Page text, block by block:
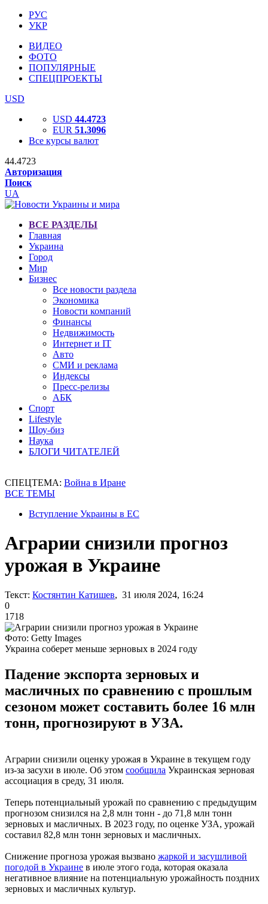
РУС
УКР
ВИДЕО
ФОТО
ПОПУЛЯРНЫЕ
СПЕЦПРОЕКТЫ
USD
USD 44.4723
EUR 51.3096
Все курсы валют
44.4723
Авторизация
Поиск
UA
ВСЕ РАЗДЕЛЫ
Главная
Украина
Город
Мир
Бизнес
Все новости раздела
Экономика
Новости компаний
Финансы
Недвижимость
Интернет и IT
Авто
СМИ и реклама
Индексы
Пресс-релизы
АБК
Спорт
Lifestyle
Шоу-биз
Наука
БЛОГИ ЧИТАТЕЛЕЙ
СПЕЦТЕМА: Война в Иране
ВСЕ ТЕМЫ
Вступление Украины в ЕС
Аграрии снизили прогноз
урожая в Украине
Текст: Костянтин Катишев, 31 июля 2024, 16:24
0
1718
Фото: Getty Images
Украина соберет меньше зерновых в 2024 году
Падение экспорта зерновых и
масличных по сравнению с прошлым
сезоном может составить более 16 млн
тонн, прогнозируют в УЗА.
Аграрии снизили оценку урожая в Украине в текущем году
из-за засухи в июле. Об этом сообщила Украинская зерновая
ассоциация в среду, 31 июля.
Теперь потенциальный урожай по сравнению с предыдущим
прогнозом снизился на 2,8 млн тонн - до 71,8 млн тонн
зерновых и масличных. В 2023 году, по оценке УЗА, урожай
составил 82,8 млн тонн зерновых и масличных.
Снижение прогноза урожая вызвано жаркой и засушливой
погодой в Украине в июле этого года, которая оказала
негативное влияние на потенциальную урожайность поздних
зерновых и масличных культур.